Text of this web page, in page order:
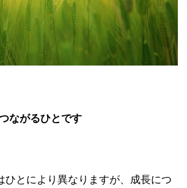
ながるひとです
ひとにより異なりますが、成長につ